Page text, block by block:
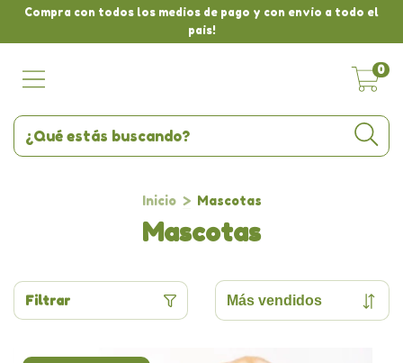
Compra con todos los medios de pago y con envio a todo el
pais!
0
Inicio > Mascotas
Mascotas
Filtrar